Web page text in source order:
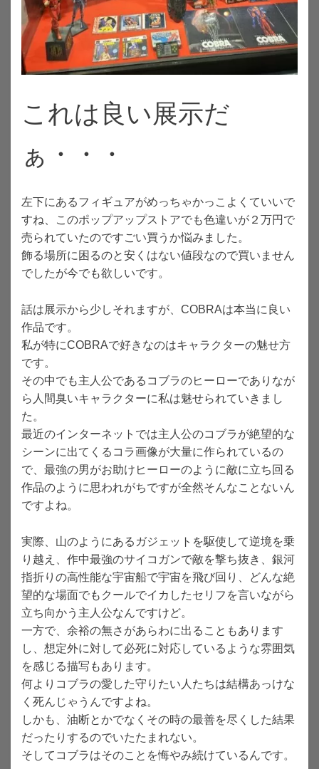
これは良い展示だ
ぁ・・・
左下にあるフィギュアがめっちゃかっこよくていいで
すね、このポップアップストアでも色違いが２万円で
売られていたのですごい買うか悩みました。
飾る場所に困るのと安くはない値段なので買いません
でしたが今でも欲しいです。
話は展示から少しそれますが、COBRAは本当に良い
作品です。
私が特にCOBRAで好きなのはキャラクターの魅せ方
です。
その中でも主人公であるコブラのヒーローでありなが
ら人間臭いキャラクターに私は魅せられていきまし
た。
最近のインターネットでは主人公のコブラが絶望的な
シーンに出てくるコラ画像が大量に作られているの
で、最強の男がお助けヒーローのように敵に立ち回る
作品のように思われがちですが全然そんなことないん
ですよね。
実際、山のようにあるガジェットを駆使して逆境を乗
り越え、作中最強のサイコガンで敵を撃ち抜き、銀河
指折りの高性能な宇宙船で宇宙を飛び回り、どんな絶
望的な場面でもクールでイカしたセリフを言いながら
立ち向かう主人公なんですけど。
一方で、余裕の無さがあらわに出ることもあります
し、想定外に対して必死に対応しているような雰囲気
を感じる描写もあります。
何よりコブラの愛した守りたい人たちは結構あっけな
く死んじゃうんですよね。
しかも、油断とかでなくその時の最善を尽くした結果
だったりするのでいたたまれない。
そしてコブラはそのことを悔やみ続けているんです。